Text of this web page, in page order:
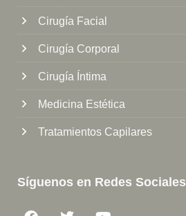
Cirugía Facial
Cirugía Corporal
Cirugía Íntima
Medicina Estética
Tratamientos Capilares
Síguenos en Redes Sociales